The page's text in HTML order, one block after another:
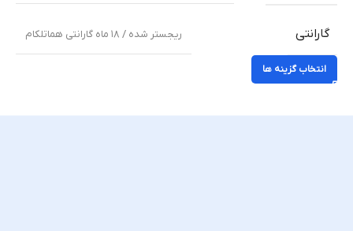
گارانتی ریجستر شده / ۱۸ ماه گارانتی هماتلکام
انتخاب گزینه ها